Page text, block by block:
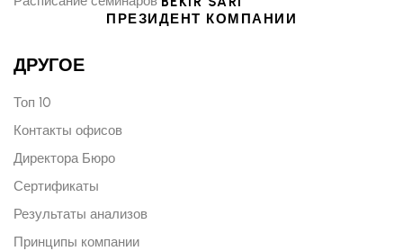
ПРЕЗИДЕНТ КОМПАНИИ
ДРУГОЕ
Топ 10
Контакты офисов
Директора Бюро
Сертификаты
Результаты анализов
Принципы компании